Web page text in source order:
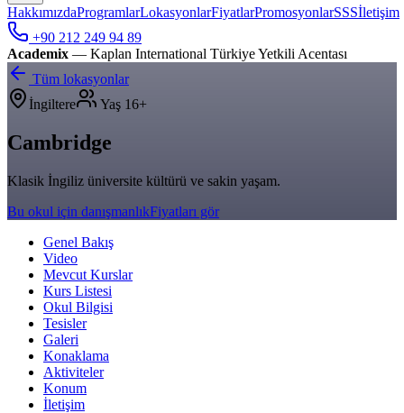
HakkımızdaProgramlarLokasyonlarFiyatlarPromosyonlarSSSİletişim
+90 212 249 94 89
Academix — Kaplan International Türkiye Yetkili Acentası
Tüm lokasyonlar
İngiltere
Yaş 16+
Cambridge
Klasik İngiliz üniversite kültürü ve sakin yaşam.
Bu okul için danışmanlıkFiyatları gör
Genel Bakış
Video
Mevcut Kurslar
Kurs Listesi
Okul Bilgisi
Tesisler
Galeri
Konaklama
Aktiviteler
Konum
İletişim